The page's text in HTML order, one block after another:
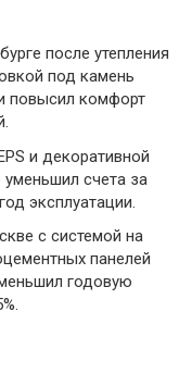
после утепления
под камень
повысил комфорт
и декоративной
уменьшил счета за
эксплуатации.
с системой на
панелей
годовую